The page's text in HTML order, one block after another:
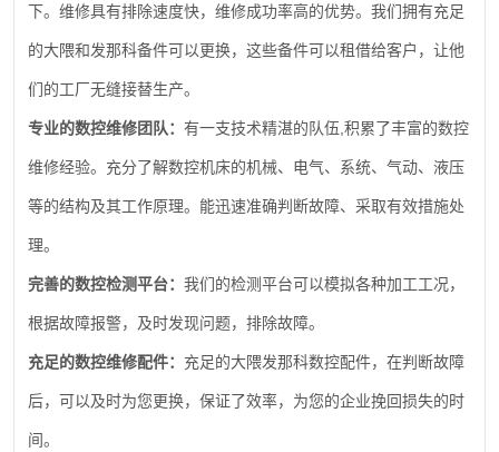
下。维修具有排除速度快，维修成功率高的优势。我们拥有充足
的大隈和发那科备件可以更换，这些备件可以租借给客户，让他
们的工厂无缝接替生产。
专业的数控维修团队： 有一支技术精湛的队伍 积累了丰富的数控
维修经验。充分了解数控机床的机械、电气、系统、气动、液压
等的结构及其工作原理。能迅速准确判断故障、采取有效措施处
理。
完善的数控检测平台： 我们的检测平台可以模拟各种加工工况，
根据故障报警，及时发现问题，排除故障。
充足的数控维修配件： 充足的大隈发那科数控配件，在判断故障
后，可以及时为您更换，保证了效率，为您的企业挽回损失的时
间。